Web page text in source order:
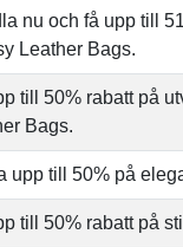
nu och få upp till
Leather Bags.
till 50% rabatt på
Bags.
upp till 50% på
till 50% rabatt på